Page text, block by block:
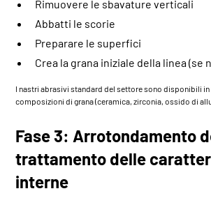
Rimuovere le sbavature verticali
Abbatti le scorie
Preparare le superfici
Crea la grana iniziale della linea (se
I nastri abrasivi standard del settore sono disponibili in
composizioni di grana (ceramica, zirconia, ossido di
Fase 3: Arrotondamento
trattamento delle
interne